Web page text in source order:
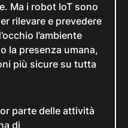
Ma i robot IoT sono
rilevare e prevedere
l’ambiente
la presenza umana,
più sicure su tutta
parte delle attività
di